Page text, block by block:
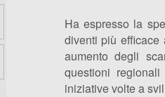
Ha espresso la
diventi più efficace
aumento degli
questioni
iniziative volte a